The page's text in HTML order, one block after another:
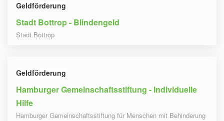
Geldförderung
Stadt Bottrop - Blindengeld
Stadt Bottrop
Geldförderung
Hamburger Gemeinschaftsstiftung - Individuelle
Hilfe
Hamburger Gemeinschaftsstiftung für Menschen mit Behinderung